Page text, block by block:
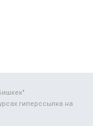
гиперссылка на